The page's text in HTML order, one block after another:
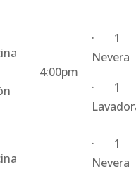
4:00pm
· 1
Nevera
· 1
· 1
Nevera